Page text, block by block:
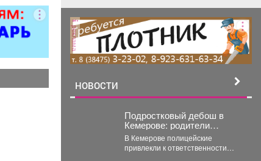
реклама
НОВОСТИ
Подростковый дебош в
Кемерове: родители
ответят за ночные
похождения детей
В Кемерове полицейские
привлекли к ответственности